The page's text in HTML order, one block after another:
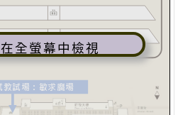
在全螢幕中檢視